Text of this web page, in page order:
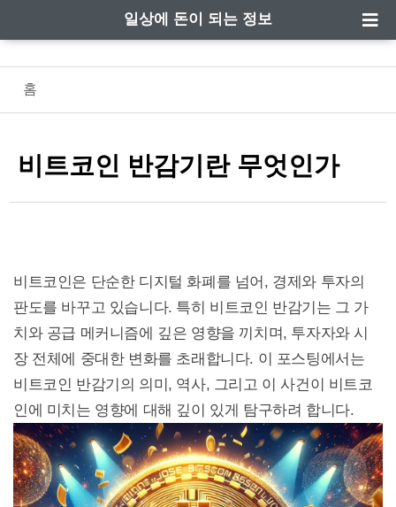
일상에 돈이 되는 정보
홈
비트코인 반감기란 무엇인가
비트코인은 단순한 디지털 화폐를 넘어, 경제와 투자의
판도를 바꾸고 있습니다. 특히 비트코인 반감기는 그 가
치와 공급 메커니즘에 깊은 영향을 끼치며, 투자자와 시
장 전체에 중대한 변화를 초래합니다. 이 포스팅에서는
비트코인 반감기의 의미, 역사, 그리고 이 사건이 비트코
인에 미치는 영향에 대해 깊이 있게 탐구하려 합니다.